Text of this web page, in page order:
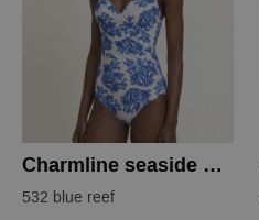
Charmline seaside breeze badpak
532 blue reef